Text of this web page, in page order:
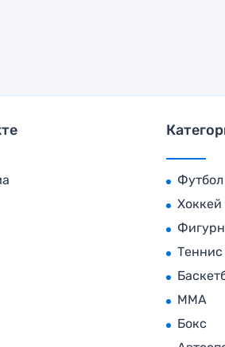
Футбол
Хоккей
Теннис
MMA
Бокс